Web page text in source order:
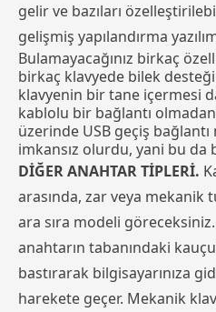
gelir ve bazıları
gelişmiş yapılandırma
Bulamayacağınız birkaç
birkaç klavyede bilek
klavyenin bir tane içermesi
kablolu bir bağlantı
üzerinde USB geçiş bağlantı
imkansız olurdu, yani bu da
DİĞER ANAHTAR TİPLERİ.
arasında, zar veya mekanik
ara sıra modeli
anahtarın tabanındaki
bastırarak bilgisayarınıza
harekete geçer. Mekanik